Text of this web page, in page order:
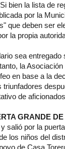
Si bien la lista de
por la
que deben ser
la propia
sea
la
en base a la
de
GRANDE DE
salió por la
los niños del